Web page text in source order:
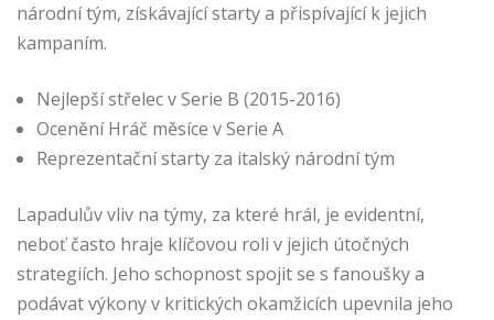
národní tým, získávající starty a přispívající k jejich
kampaním.
Nejlepší střelec v Serie B (2015-2016)
Ocenění Hráč měsíce v Serie A
Reprezentační starty za italský národní tým
Lapadulův vliv na týmy, za které hrál, je evidentní,
neboť často hraje klíčovou roli v jejich útočných
strategiích. Jeho schopnost spojit se s fanoušky a
podávat výkony v kritických okamžicích upevnila jeho